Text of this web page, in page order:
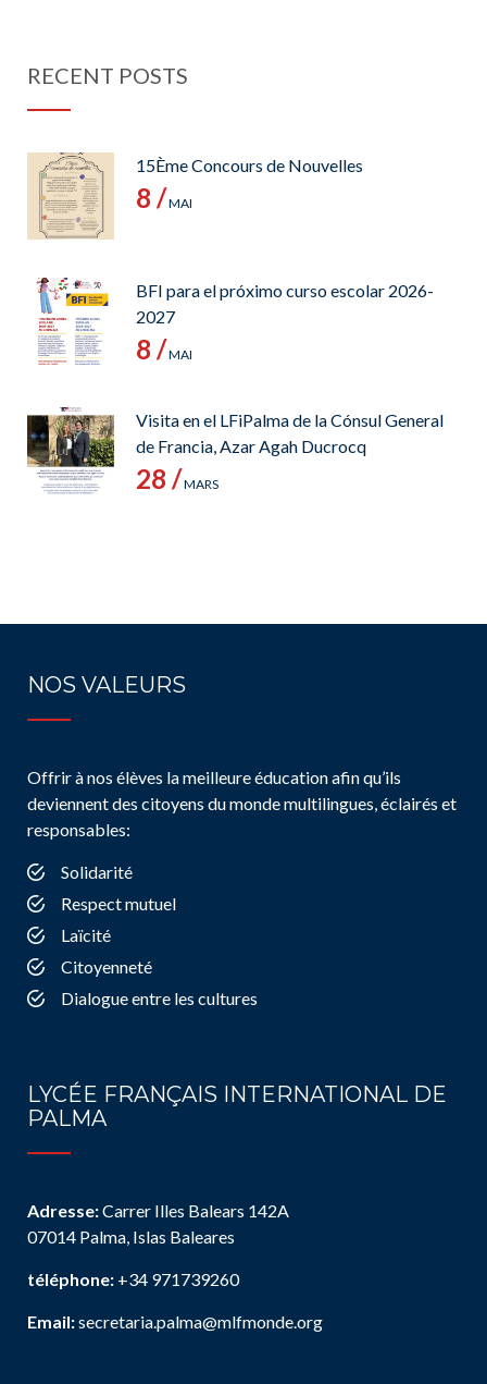
RECENT POSTS
15Ème Concours de Nouvelles
8 /MAI
BFI para el próximo curso escolar 2026-
2027
8 /MAI
Visita en el LFiPalma de la Cónsul General
de Francia, Azar Agah Ducrocq
28 /MARS
NOS VALEURS
Offrir à nos élèves la meilleure éducation afin qu’ils
deviennent des citoyens du monde multilingues, éclairés et
responsables:
Solidarité
Respect mutuel
Laïcité
Citoyenneté
Dialogue entre les cultures
LYCÉE FRANÇAIS INTERNATIONAL DE
PALMA
Adresse:Carrer Illes Balears 142A
07014 Palma, Islas Baleares
téléphone: +34 971739260
Email:secretaria.palma@mlfmonde.org